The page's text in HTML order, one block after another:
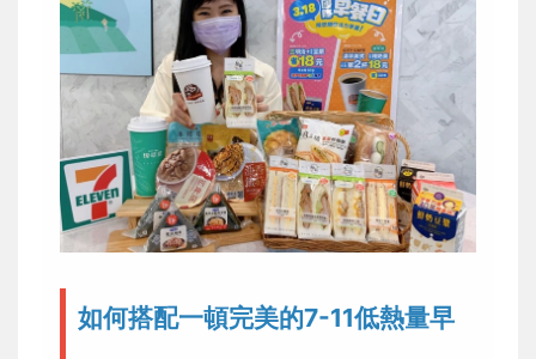
如何搭配一頓完美的7-11低熱量早